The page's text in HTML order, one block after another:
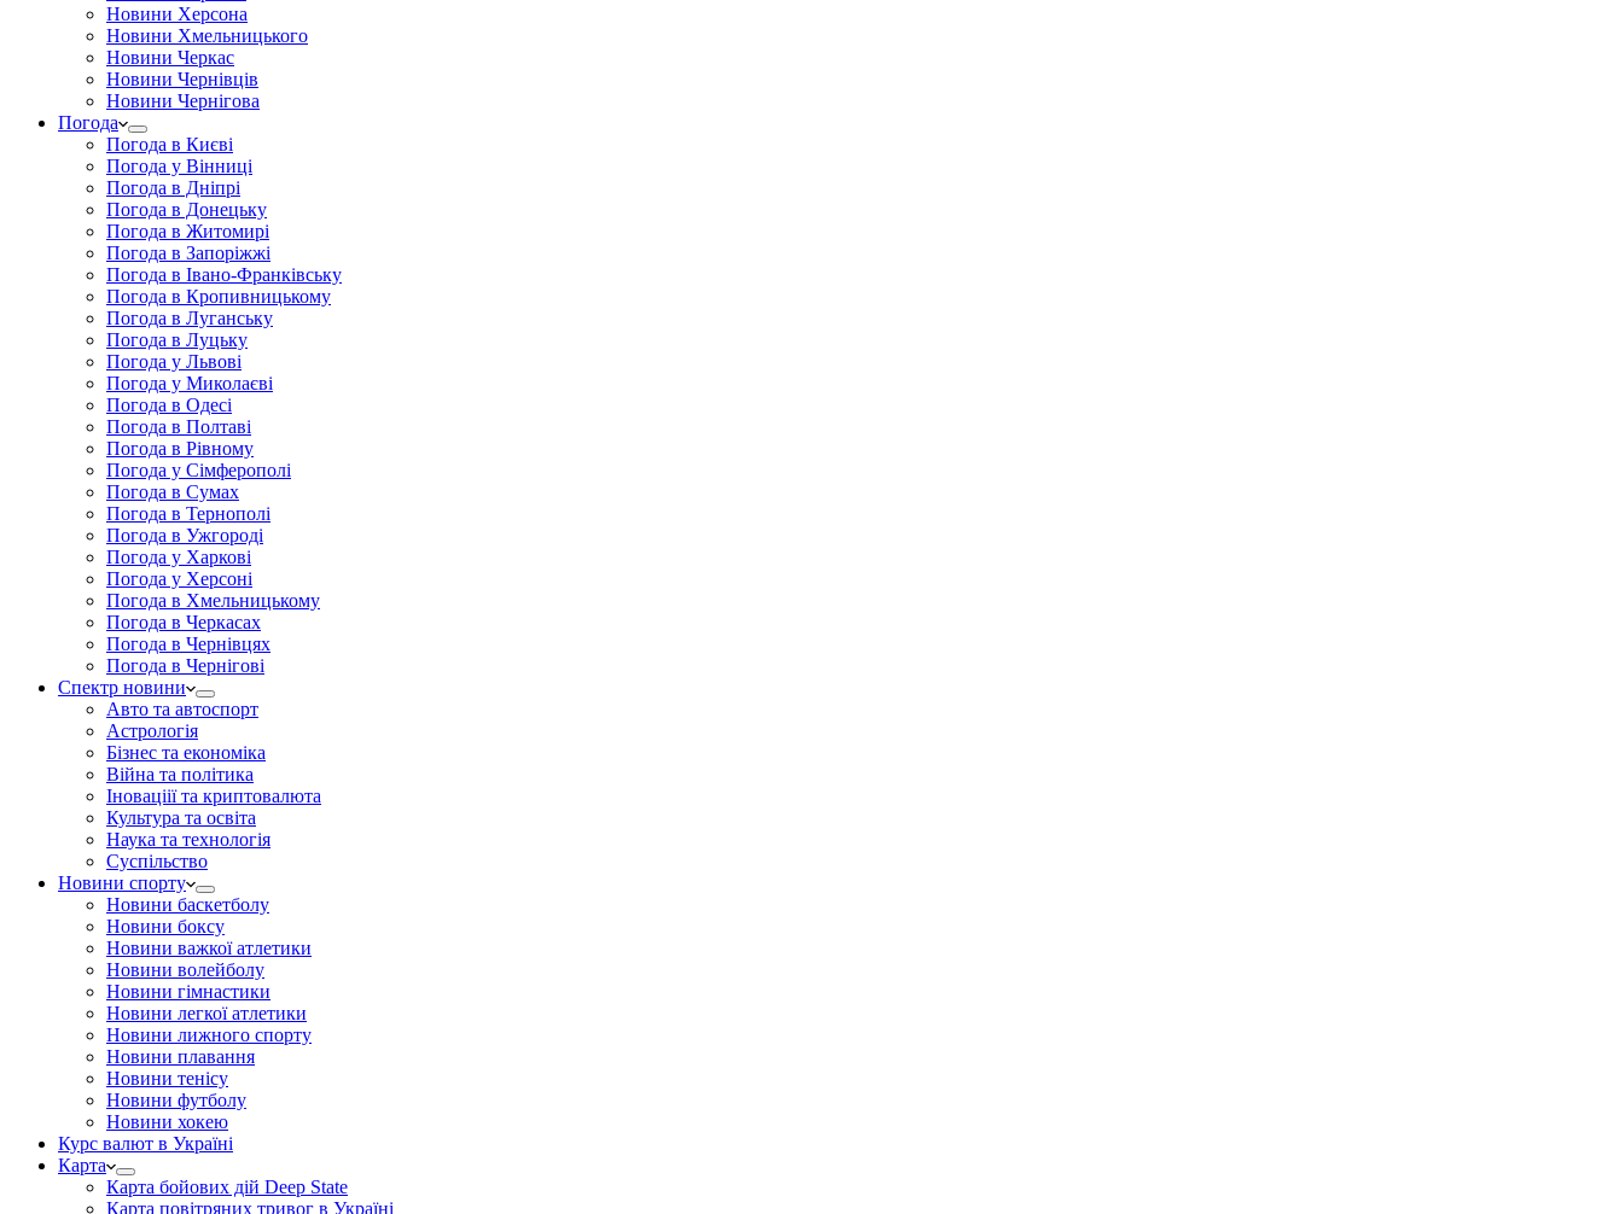
Новини Херсона
Новини Хмельницького
Новини Черкас
Новини Чернівців
Новини Чернігова
Погода
Погода в Києві
Погода у Вінниці
Погода в Дніпрі
Погода в Донецьку
Погода в Житомирі
Погода в Запоріжжі
Погода в Івано-Франківську
Погода в Кропивницькому
Погода в Луганську
Погода в Луцьку
Погода у Львові
Погода у Миколаєві
Погода в Одесі
Погода в Полтаві
Погода в Рівному
Погода у Сімферополі
Погода в Сумах
Погода в Тернополі
Погода в Ужгороді
Погода у Харкові
Погода у Херсоні
Погода в Хмельницькому
Погода в Черкасах
Погода в Чернівцях
Погода в Чернігові
Спектр новини
Авто та автоспорт
Астрологія
Бізнес та економіка
Війна та політика
Іноваціії та криптовалюта
Культура та освіта
Наука та технологія
Суспільство
Новини спорту
Новини баскетболу
Новини боксу
Новини важкої атлетики
Новини волейболу
Новини гімнастики
Новини легкої атлетики
Новини лижного спорту
Новини плавання
Новини тенісу
Новини футболу
Новини хокею
Курс валют в Україні
Карта
Карта бойових дій Deep State
Карта повітряних тривог в Україні